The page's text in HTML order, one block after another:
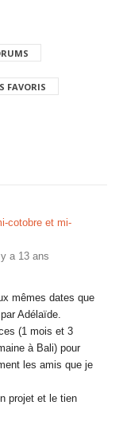
FAVORIS
cotobre et mi-
a 13 ans
mêmes dates que
Adélaïde.
(1 mois et 3
à Bali) pour
les amis que je
projet et le tien